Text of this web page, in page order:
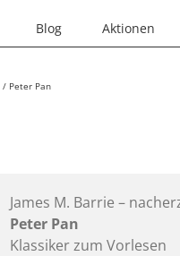
Blog Aktionen
Peter Pan
James M. Barrie –
Peter Pan
Klassiker zum Vorlesen